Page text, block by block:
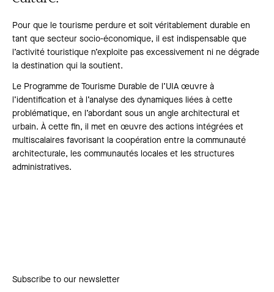
Pour que le tourisme perdure et soit véritablement durable en
tant que secteur socio-économique, il est indispensable que
l’activité touristique n’exploite pas excessivement ni ne dégrade
la destination qui la soutient.
Le Programme de Tourisme Durable de l’UIA œuvre à
l’identification et à l’analyse des dynamiques liées à cette
problématique, en l’abordant sous un angle architectural et
urbain. À cette fin, il met en œuvre des actions intégrées et
multiscalaires favorisant la coopération entre la communauté
architecturale, les communautés locales et les structures
administratives.
Subscribe to our newsletter